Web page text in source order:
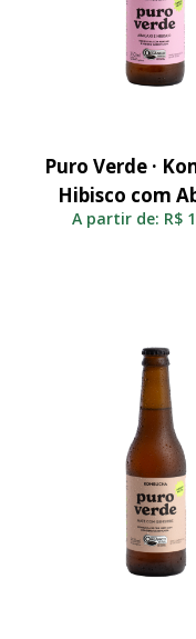
Puro Verde ·
Hibisco com
A partir de: R$